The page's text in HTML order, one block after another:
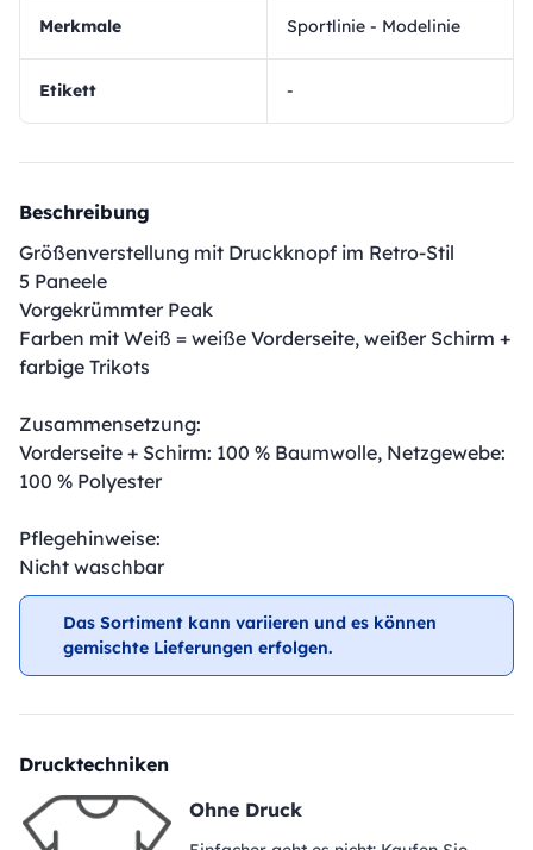
Merkmale Sportlinie - Modelinie
Etikett -
Beschreibung
Größenverstellung mit Druckknopf im Retro-Stil
5 Paneele
Vorgekrümmter Peak
Farben mit Weiß = weiße Vorderseite, weißer Schirm +
farbige Trikots
Zusammensetzung:
Vorderseite + Schirm: 100 % Baumwolle, Netzgewebe:
100 % Polyester
Pflegehinweise:
Nicht waschbar
Das Sortiment kann variieren und es können
gemischte Lieferungen erfolgen.
Drucktechniken
Ohne Druck